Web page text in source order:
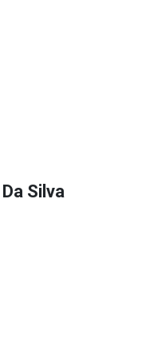
Silva